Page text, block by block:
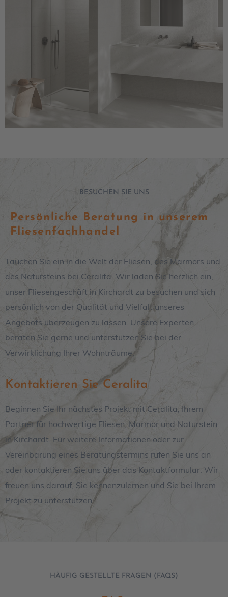
BESUCHEN SIE UNS
Persönliche Beratung in unserem
Fliesenfachhandel
Tauchen Sie ein in die Welt der Fliesen, des Marmors und
des Natursteins bei Ceralita. Wir laden Sie herzlich ein,
unser Fliesengeschäft in Kirchardt zu besuchen und sich
persönlich von der Qualität und Vielfalt unseres
Angebots überzeugen zu lassen. Unsere Experten
beraten Sie gerne und unterstützen Sie bei der
Verwirklichung Ihrer Wohnträume.
Kontaktieren Sie Ceralita
Beginnen Sie Ihr nächstes Projekt mit Ceralita, Ihrem
Partner für hochwertige Fliesen, Marmor und Naturstein
in Kirchardt. Für weitere Informationen oder zur
Vereinbarung eines Beratungstermins rufen Sie uns an
oder kontaktieren Sie uns über das Kontaktformular. Wir
freuen uns darauf, Sie kennenzulernen und Sie bei Ihrem
Projekt zu unterstützen.
HÄUFIG GESTELLTE FRAGEN (FAQS)